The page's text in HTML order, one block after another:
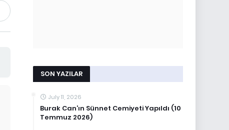
SON YAZILAR
July 11, 2026
Burak Can’ın Sünnet Cemiyeti Yapıldı (10
Temmuz 2026)